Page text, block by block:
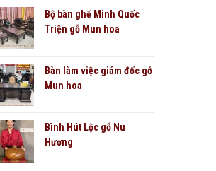
Bộ bàn ghế Minh Quốc
Triện gỗ Mun hoa
Bàn làm việc giám đốc gỗ
Mun hoa
Bình Hút Lộc gỗ Nu
Hương